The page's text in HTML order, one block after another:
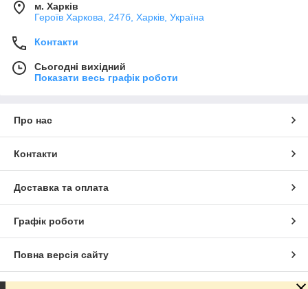
м. Харків
Героїв Харкова, 247б, Харків, Україна
Контакти
Сьогодні вихідний
Показати весь графік роботи
Про нас
Контакти
Доставка та оплата
Графік роботи
Повна версія сайту